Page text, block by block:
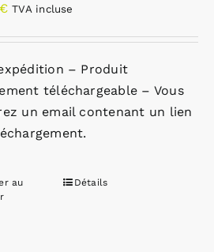
€ TVA incluse
– Produit
téléchargeable – Vous
un email contenant un lien
au
Détails